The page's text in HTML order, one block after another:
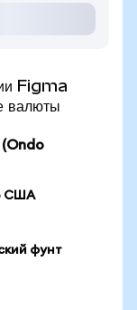
Figma
валюты
США
фунт